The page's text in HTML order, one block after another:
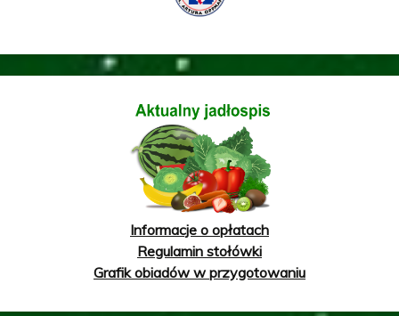
Informacje o opłatach
Regulamin stołówki
Grafik obiadów w przygotowaniu